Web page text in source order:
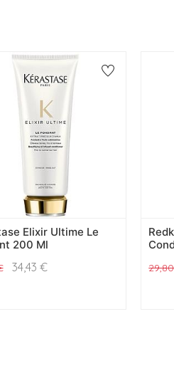
Elixir Ultime Le
200 Ml
34,43 € 29,80